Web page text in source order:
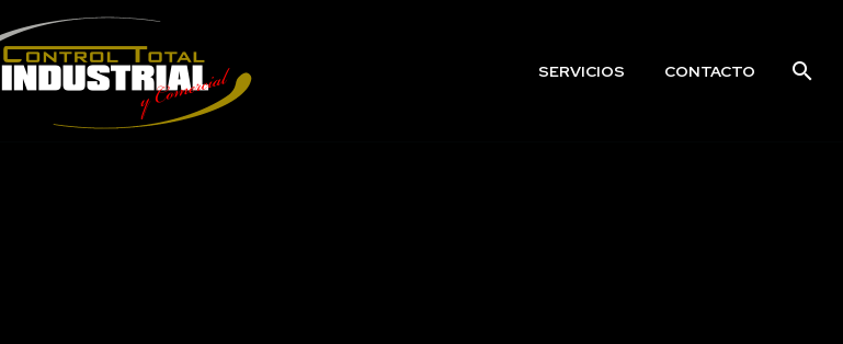
SERVICIOS CONTACTO